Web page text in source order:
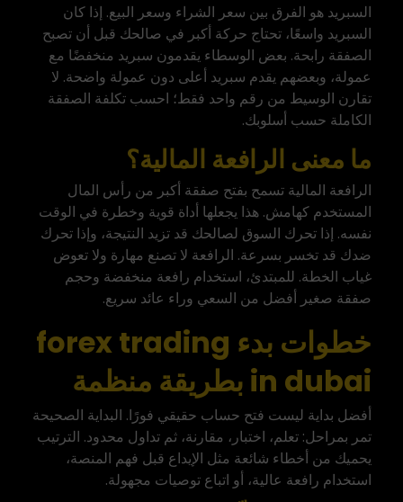
السبريد هو الفرق بين سعر الشراء وسعر البيع. إذا كان
السبريد واسعًا، تحتاج حركة أكبر في صالحك قبل أن تصبح
الصفقة رابحة. بعض الوسطاء يقدمون سبريد منخفضًا مع
عمولة، وبعضهم يقدم سبريد أعلى دون عمولة واضحة. لا
تقارن الوسيط من رقم واحد فقط؛ احسب تكلفة الصفقة
الكاملة حسب أسلوبك.
ما معنى الرافعة المالية؟
الرافعة المالية تسمح بفتح صفقة أكبر من رأس المال
المستخدم كهامش. هذا يجعلها أداة قوية وخطرة في الوقت
نفسه. إذا تحرك السوق لصالحك قد تزيد النتيجة، وإذا تحرك
ضدك قد تخسر بسرعة. الرافعة لا تصنع مهارة ولا تعوض
غياب الخطة. للمبتدئ، استخدام رافعة منخفضة وحجم
صفقة صغير أفضل من السعي وراء عائد سريع.
خطوات بدء forex trading
in dubai بطريقة منظمة
أفضل بداية ليست فتح حساب حقيقي فورًا. البداية الصحيحة
تمر بمراحل: تعلم، اختبار، مقارنة، ثم تداول محدود. الترتيب
يحميك من أخطاء شائعة مثل الإيداع قبل فهم المنصة،
استخدام رافعة عالية، أو اتباع توصيات مجهولة.